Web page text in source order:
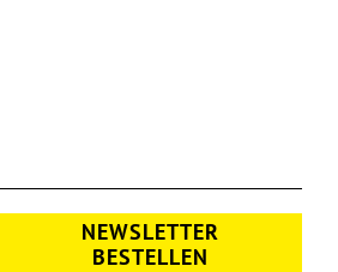
NEWSLETTER
BESTELLEN